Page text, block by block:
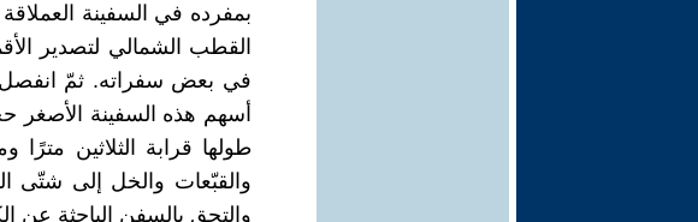
بمفرده في السفينة
القطب الشمالي لتصدير
في بعض سفراته. ثمّ انفصل
أسهم هذه السفينة الأصغر
طولها قرابة الثلاثين
والقبّعات والخل إلى شتّى
والتحق بالسفن الباحثة عن